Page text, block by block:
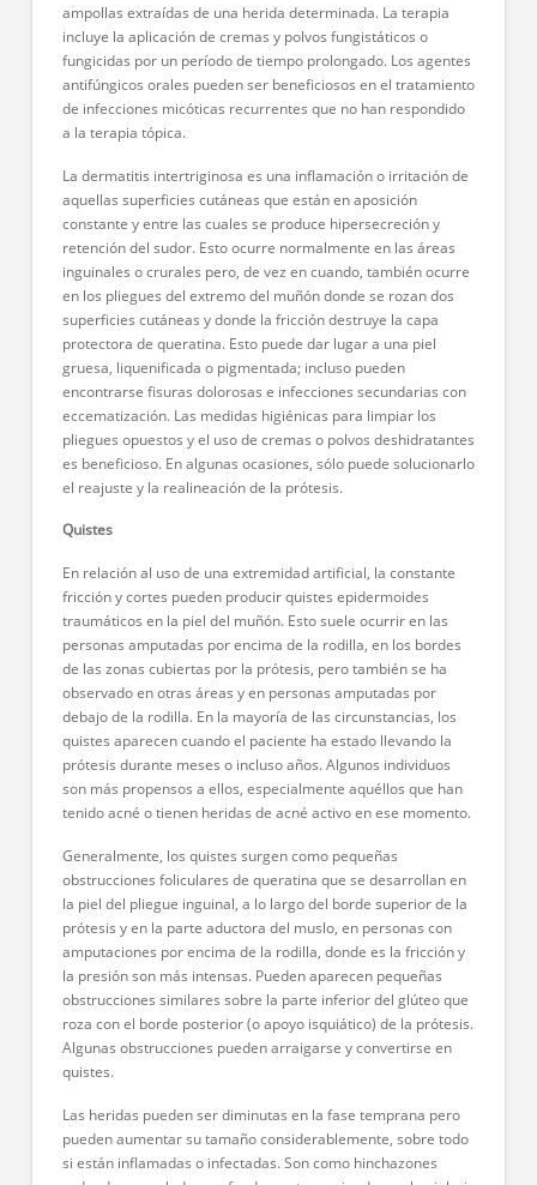
ampollas extraídas de una herida determinada. La terapia
incluye la aplicación de cremas y polvos fungistáticos o
fungicidas por un período de tiempo prolongado. Los agentes
antifúngicos orales pueden ser beneficiosos en el tratamiento
de infecciones micóticas recurrentes que no han respondido
a la terapia tópica.
La dermatitis intertriginosa es una inflamación o irritación de
aquellas superficies cutáneas que están en aposición
constante y entre las cuales se produce hipersecreción y
retención del sudor. Esto ocurre normalmente en las áreas
inguinales o crurales pero, de vez en cuando, también ocurre
en los pliegues del extremo del muñón donde se rozan dos
superficies cutáneas y donde la fricción destruye la capa
protectora de queratina. Esto puede dar lugar a una piel
gruesa, liquenificada o pigmentada; incluso pueden
encontrarse fisuras dolorosas e infecciones secundarias con
eccematización. Las medidas higiénicas para limpiar los
pliegues opuestos y el uso de cremas o polvos deshidratantes
es beneficioso. En algunas ocasiones, sólo puede solucionarlo
el reajuste y la realineación de la prótesis.
Quistes
En relación al uso de una extremidad artificial, la constante
fricción y cortes pueden producir quistes epidermoides
traumáticos en la piel del muñón. Esto suele ocurrir en las
personas amputadas por encima de la rodilla, en los bordes
de las zonas cubiertas por la prótesis, pero también se ha
observado en otras áreas y en personas amputadas por
debajo de la rodilla. En la mayoría de las circunstancias, los
quistes aparecen cuando el paciente ha estado llevando la
prótesis durante meses o incluso años. Algunos individuos
son más propensos a ellos, especialmente aquéllos que han
tenido acné o tienen heridas de acné activo en ese momento.
Generalmente, los quistes surgen como pequeñas
obstrucciones foliculares de queratina que se desarrollan en
la piel del pliegue inguinal, a lo largo del borde superior de la
prótesis y en la parte aductora del muslo, en personas con
amputaciones por encima de la rodilla, donde es la fricción y
la presión son más intensas. Pueden aparecen pequeñas
obstrucciones similares sobre la parte inferior del glúteo que
roza con el borde posterior (o apoyo isquiático) de la prótesis.
Algunas obstrucciones pueden arraigarse y convertirse en
quistes.
Las heridas pueden ser diminutas en la fase temprana pero
pueden aumentar su tamaño considerablemente, sobre todo
si están inflamadas o infectadas. Son como hinchazones